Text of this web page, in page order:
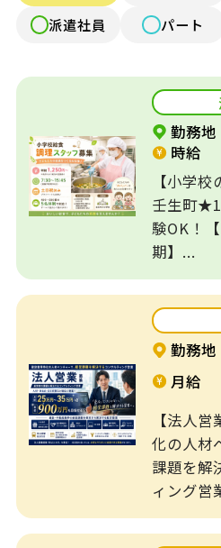
認可外保育園
病院・クリニック
学習塾
フレックス制
ブランクOK
駅近５分以内
派遣社員
パート
勤務地
時給
【小学校
壬生町
験OK！
期】...
勤務地
月給
【法人
化の人材
課題を解
ィング営